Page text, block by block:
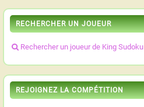
RECHERCHER UN JOUEUR
Rechercher un joueur de King Sudoku
REJOIGNEZ LA COMPÉTITION